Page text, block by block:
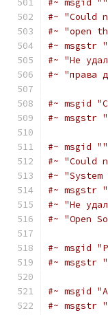
#~ msgid ""
#~ "Could
#~ "open
#~ msgstr
#~ "Не
#~ "права
#~ msgid
#~ msgstr
#~ msgid ""
#~ "Could
#~
#~ msgstr
#~ "Не
#~ "Open
#~ msgid
#~ msgstr
#~ msgid
#~ msgstr